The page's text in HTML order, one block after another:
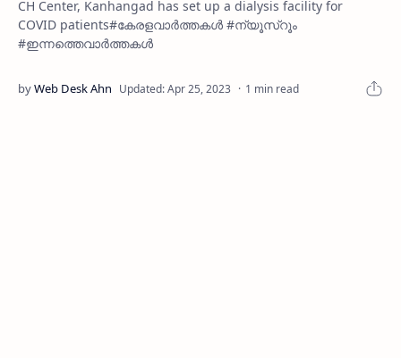
CH Center, Kanhangad has set up a dialysis facility for
COVID patients#കേരളവാർത്തകൾ #ന്യൂസ്റൂം
#ഇന്നത്തെവാർത്തകൾ
1 min read